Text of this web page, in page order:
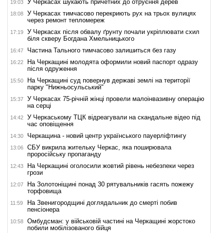
19:03 У Черкасах шукають причетних до отруєння дерев
18:08
У Черкасах тимчасово перекриють рух на трьох вулицях
через ремонт тепломереж
17:19
У Черкасах після обвалу ґрунту почали укріплювати схил
біля скверу Богдана Хмельницького
16:47 Частина Тального тимчасово залишиться без газу
16:22
На Черкащині молодята оформили новий паспорт одразу
після одруження
15:50
На Черкащині суд повернув державі землі на території
парку "Нижньосульський"
15:37
У Черкасах 75-річній жінці провели малоінвазивну операцію
на серці
14:42
У Черкаському ТЦК відреагували на скандальне відео під
час оповіщення
14:30 Черкащина - новий центр українського пауерліфтингу
13:06
СБУ викрила жительку Черкас, яка поширювала
проросійську пропаганду
12:43
На Черкащині оголосили жовтий рівень небезпеки через
грози
12:07
На Золотоніщині понад 30 рятувальників гасять пожежу
торфовища
11:59
На Звенигородщині доглядальник до смерті побив
пенсіонера
10:58
Омбудсман: у військовій частині на Черкащині жорстоко
побили мобілізованого бійця